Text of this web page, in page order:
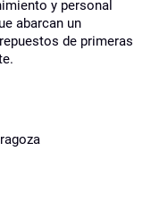
y personal
abarcan un
de primeras